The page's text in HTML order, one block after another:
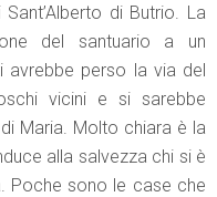
di Butrio. La
del santuario a un
avrebbe perso la via del
vicini e si sarebbe
Maria. Molto chiara è la
alla salvezza chi si è
Poche sono le case che